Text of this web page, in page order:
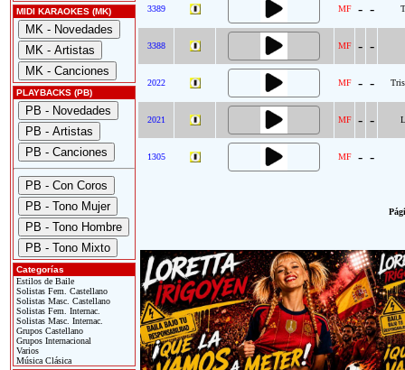
MIDI KARAOKES (MK)
PLAYBACKS (PB)
Categorías
Estilos de Baile
Solistas Fem. Castellano
Solistas Masc. Castellano
Solistas Fem. Internac.
Solistas Masc. Internac.
Grupos Castellano
Grupos Internacional
Varios
Música Clásica
3389 MF - -
3388 MF - -
2022 MF - -
2021 MF - -
1305 MF - -